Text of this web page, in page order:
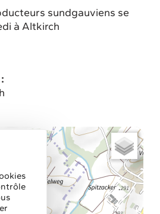
sundgauviens se
à Altkirch